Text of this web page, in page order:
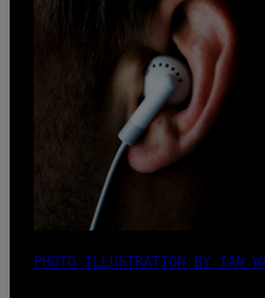
PHOTO ILLUSTRATION BY IAN